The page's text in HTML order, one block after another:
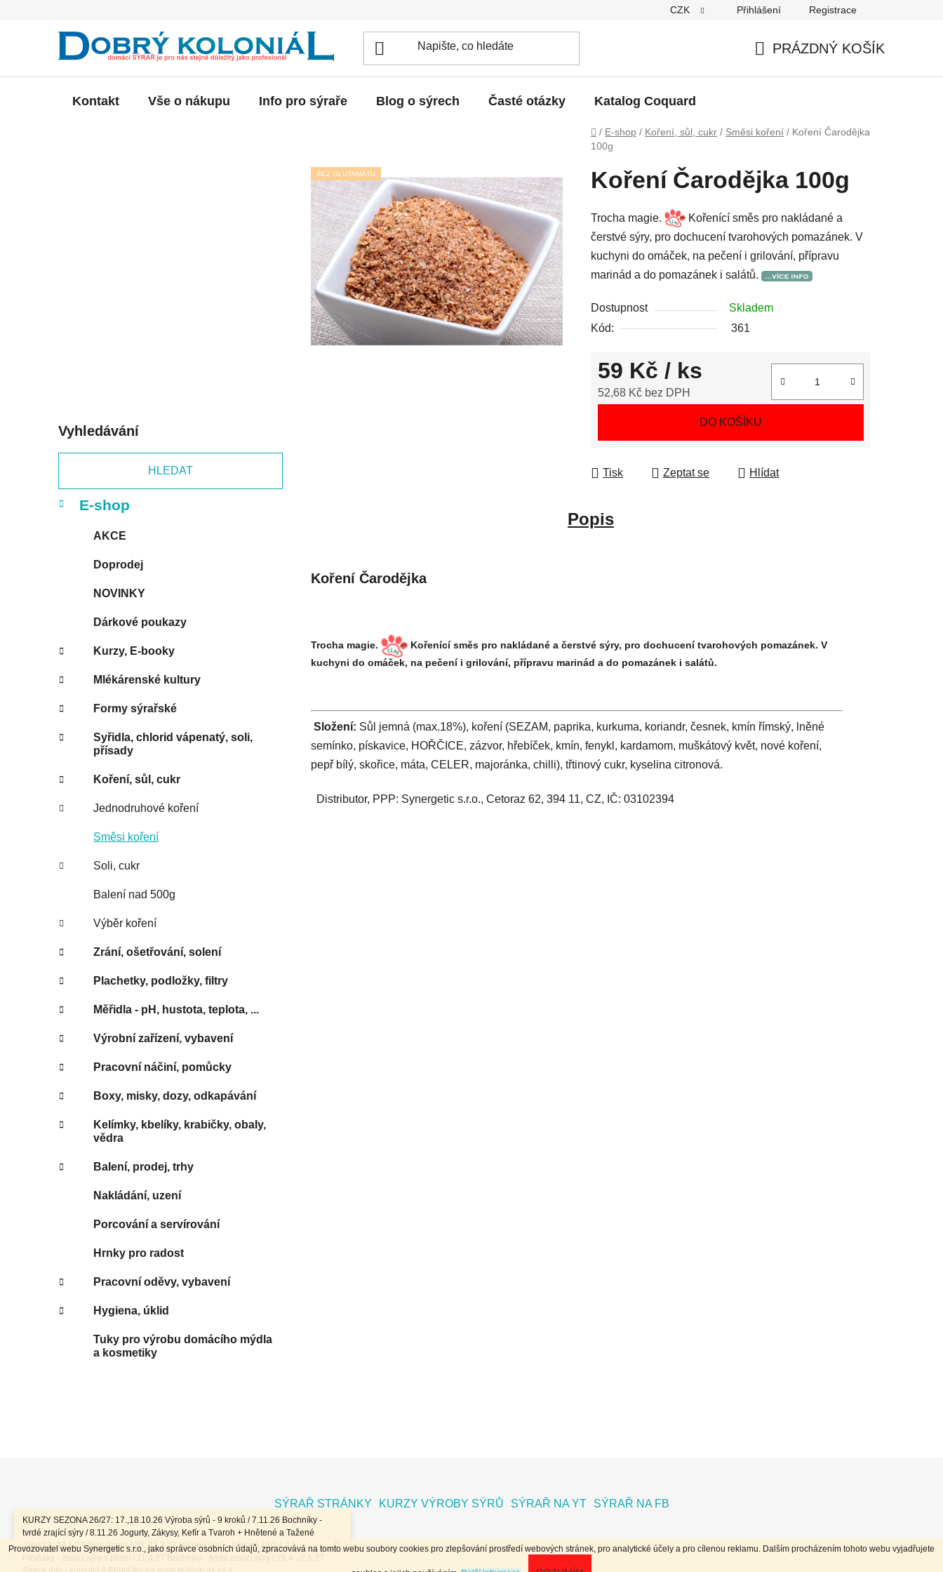
Provozovatel webu Synergetic s.r.o., jako správce osobních údajů, zpracovává na tomto webu soubory cookies pro zlepšování prostředí webových stránek, pro analytické účely a pro cílenou reklamu. Dalším procházením tohoto webu vyjadřujete
KURZY SEZONA 26/27: 17.,18.10.26 Výroba sýrů - 9 kroků / 7.11.26 Bochníky -
tvrdé zrající sýry / 8.11.26 Jogurty, Zákysy, Kefír a Tvaroh + Hnětené a Tažené
sýry/ 23.,24.1.27 Sýry doma / 20.,21.3.27 Výroba sýrů - 9 kroků / 10.4.27
CZK Přihlášení Registrace
PRÁZDNÝ KOŠÍK
Kontakt Vše o nákupu Info pro sýraře Blog o sýrech Časté otázky Katalog Coquard
Domů
/ E-shop / Koření, sůl, cukr / Směsi koření / Koření Čarodějka
100g
Vyhledávání
HLEDAT
kategorie
K
a
E-shop
AKCE
Doprodej
NOVINKY
Dárkové poukazy
Kurzy, E-booky
Mlékárenské kultury
Formy sýrařské
Syřidla, chlorid vápenatý, soli,
přísady
Koření, sůl, cukr
Jednodruhové koření
Směsi koření
Soli, cukr
Balení nad 500g
Výběr koření
Zrání, ošetřování, solení
Plachetky, podložky, filtry
Měřidla - pH, hustota, teplota, ...
Výrobní zařízení, vybavení
Pracovní náčiní, pomůcky
Boxy, misky, dozy, odkapávání
Kelímky, kbelíky, krabičky, obaly,
vědra
Balení, prodej, trhy
Nakládání, uzení
Porcování a servírování
Hrnky pro radost
Pracovní oděvy, vybavení
Hygiena, úklid
Tuky pro výrobu domácího mýdla
a kosmetiky
Koření Čarodějka 100g
Trocha magie.
Kořenící směs pro nakládané a
čerstvé sýry, pro dochucení tvarohových pomazánek. V
kuchyni do omáček, na pečení i grilování, přípravu
marinád a do pomazánek i salátů.
Dostupnost
Skladem
Kód:
361
59 Kč / ks
52,68 Kč bez DPH
DO KOŠÍKU
Tisk Zeptat se Hlídat
BEZ GLUTAMÁTU
Popis
Koření Čarodějka
Trocha magie.
Kořenící směs pro nakládané a čerstvé sýry, pro dochucení tvarohových pomazánek. V
kuchyni do omáček, na pečení i grilování, přípravu marinád a do pomazánek i salátů.
Složení: Sůl jemná (max.18%), koření (SEZAM, paprika, kurkuma, koriandr, česnek, kmín římský, lněné
semínko, pískavice, HOŘČICE, zázvor, hřebíček, kmín, fenykl, kardamom, muškátový květ, nové koření,
pepř bílý, skořice, máta, CELER, majoránka, chilli), třtinový cukr, kyselina citronová.
Distributor, PPP: Synergetic s.r.o., Cetoraz 62, 394 11, CZ, IČ: 03102394
a
SÝRAŘ STRÁNKY KURZY VÝROBY SÝRŮ SÝRAŘ NA YT SÝRAŘ NA FB